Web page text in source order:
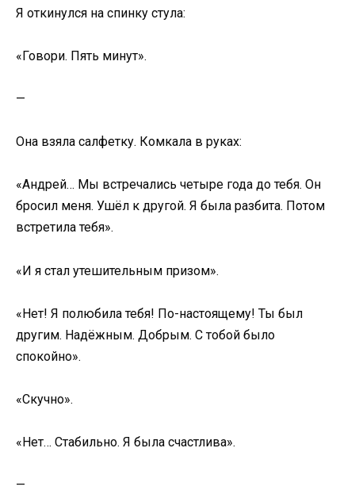
Я откинулся на спинку стула:
«Говори. Пять минут».
—
Она взяла салфетку. Комкала в руках:
«Андрей… Мы встречались четыре года до тебя. Он
бросил меня. Ушёл к другой. Я была разбита. Потом
встретила тебя».
«И я стал утешительным призом».
«Нет! Я полюбила тебя! По-настоящему! Ты был
другим. Надёжным. Добрым. С тобой было
спокойно».
«Скучно».
«Нет… Стабильно. Я была счастлива».
—